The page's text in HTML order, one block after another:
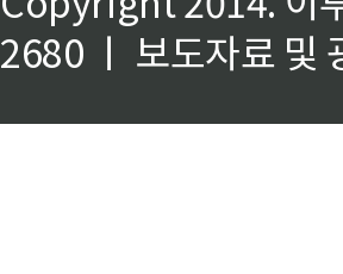
2680 ㅣ 보도자료